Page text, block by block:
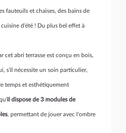
fauteuils et chaises, des bains de
d'été ! Du plus bel effet à
cet abri terrasse est conçu en bois,
s'il nécessite un soin particulier,
temps et esthétiquement
il dispose de 3 modules de
, permettant de jouer avec l'ombre